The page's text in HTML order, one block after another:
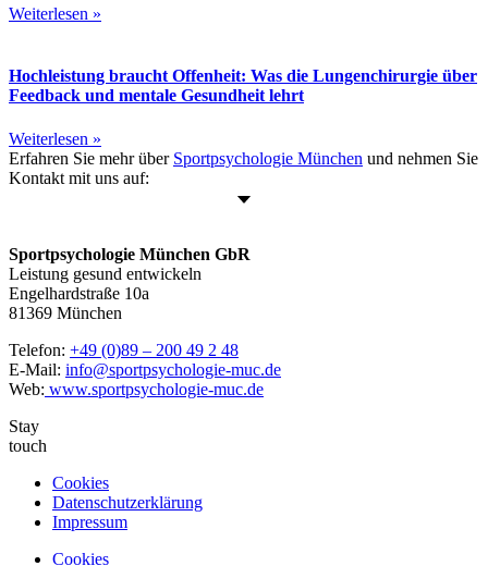
Weiterlesen »
Hochleistung braucht Offenheit: Was die Lungenchirurgie über
Feedback und mentale Gesundheit lehrt
Weiterlesen »
Erfahren Sie mehr über Sportpsychologie München und nehmen Sie
Kontakt mit uns auf:
Sportpsychologie München GbR
Leistung gesund entwickeln
Engelhardstraße 10a
81369 München
Telefon: +49 (0)89 – 200 49 2 48
E-Mail: info@sportpsychologie-muc.de
Web: www.sportpsychologie-muc.de
Stay
touch
Cookies
Datenschutzerklärung
Impressum
Cookies